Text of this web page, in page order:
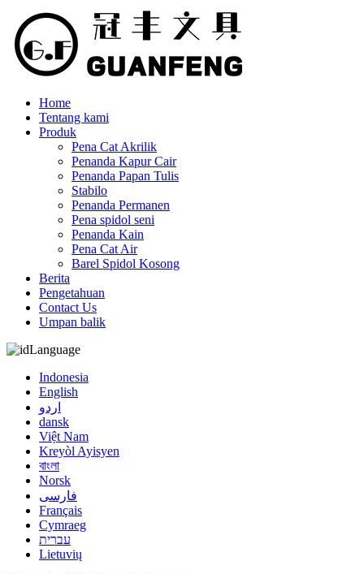
Home
Tentang kami
Produk
Pena Cat Akrilik
Penanda Kapur Cair
Penanda Papan Tulis
Stabilo
Penanda Permanen
Pena spidol seni
Penanda Kain
Pena Cat Air
Barel Spidol Kosong
Berita
Pengetahuan
Contact Us
Umpan balik
Language
Indonesia
English
اردو
dansk
Việt Nam
Kreyòl Ayisyen
বাংলা
Norsk
فارسی
Français
Cymraeg
עברית
Lietuvių